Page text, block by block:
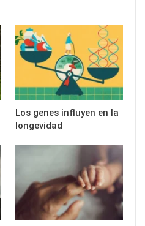
Los genes influyen en la
longevidad